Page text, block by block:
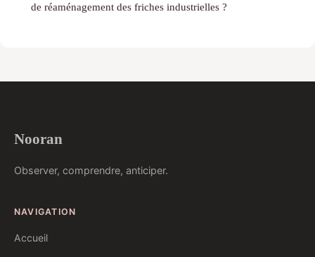
de réaménagement des friches industrielles ?
Nooran
Observer, comprendre, anticiper.
NAVIGATION
Accueil